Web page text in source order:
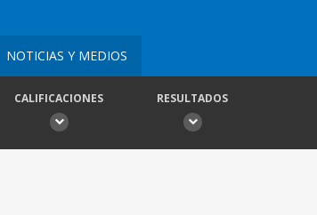
NOTICIAS Y MEDIOS
CALIFICACIONES RESULTADOS